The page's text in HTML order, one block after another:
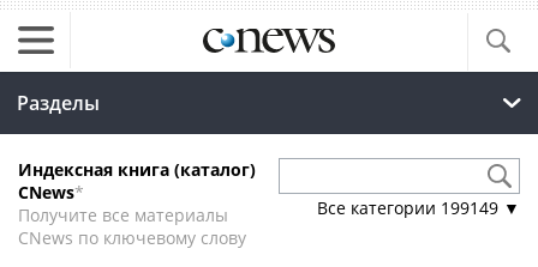
Разделы
Индексная книга (каталог)
CNews*
Получите все материалы
CNews по ключевому слову
Все категории 199149 ▼